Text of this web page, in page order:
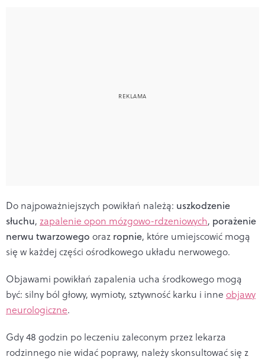
Do najpoważniejszych powikłań należą: uszkodzenie
słuchu, zapalenie opon mózgowo-rdzeniowych, porażenie
nerwu twarzowego oraz ropnie, które umiejscowić mogą
się w każdej części ośrodkowego układu nerwowego.
Objawami powikłań zapalenia ucha środkowego mogą
być: silny ból głowy, wymioty, sztywność karku i inne objawy
neurologiczne.
Gdy 48 godzin po leczeniu zaleconym przez lekarza
rodzinnego nie widać poprawy, należy skonsultować się z